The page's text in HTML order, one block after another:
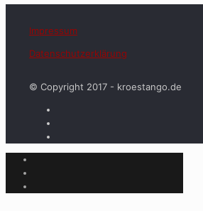
Impressum
Datenschutzerklärung
© Copyright 2017 - kroestango.de